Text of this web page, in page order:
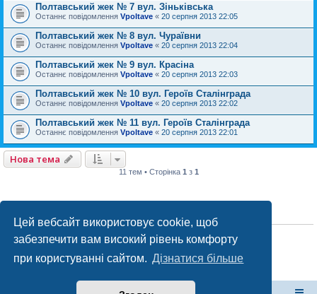
Цей вебсайт використовує cookie, щоб
забезпечити вам високий рівень комфорту
при користуванні сайтом. Дізнатися більше
Полтавський жек № 7 вул. Зіньківська
Останнє повідомлення Vpoltave « 20 серпня 2013 22:05
Полтавський жек № 8 вул. Чураївни
Останнє повідомлення Vpoltave « 20 серпня 2013 22:04
Полтавський жек № 9 вул. Красіна
Останнє повідомлення Vpoltave « 20 серпня 2013 22:03
Полтавський жек № 10 вул. Героїв Сталінграда
Останнє повідомлення Vpoltave « 20 серпня 2013 22:02
Полтавський жек № 11 вул. Героїв Сталінграда
Останнє повідомлення Vpoltave « 20 серпня 2013 22:01
Нова тема
11 тем • Сторінка 1 з 1
ПРАВА ДОСТУПУ
Вине можетевідповідати на теми у цьому форумі
редагувати ваші повідомлення у цьому форумі
Вине можетевидаляти ваші повідомлення у цьому форумі